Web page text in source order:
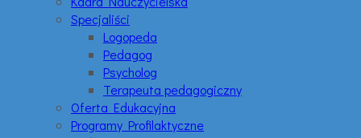
Specjaliści
Logopeda
Pedagog
Psycholog
Terapeuta pedagogiczny
Oferta Edukacyjna
Programy Profilaktyczne